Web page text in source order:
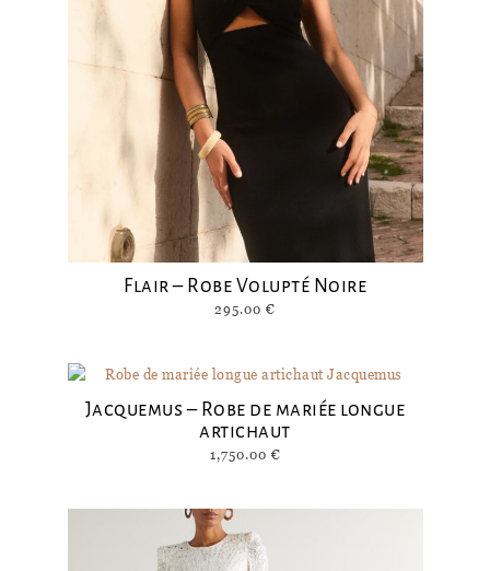
Flair – Robe Volupté Noire
295.00 €
Jacquemus – Robe de mariée longue
artichaut
1,750.00 €